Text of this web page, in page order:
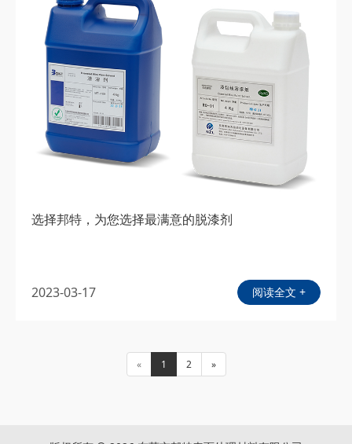
选择邦特，为您选择最满意的脱漆剂
2023-03-17 阅读全文 +
« 1 2 »